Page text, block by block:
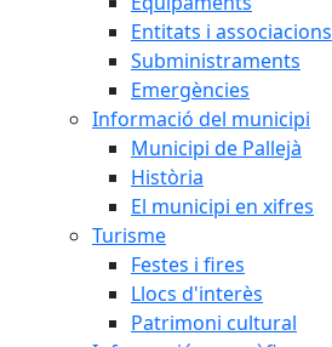
Entitats i associacions
Subministraments
Emergències
Informació del municipi
Municipi de Pallejà
Història
El municipi en xifres
Turisme
Festes i fires
Llocs d'interès
Patrimoni cultural